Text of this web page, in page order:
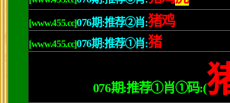
2021香港最快开奖现场直播>魅力涿中>魅力校园>